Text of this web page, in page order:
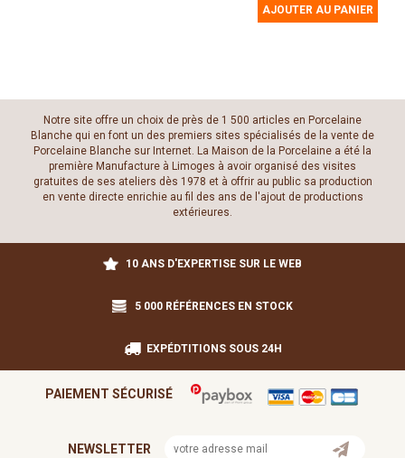
AJOUTER AU PANIER
Notre site offre un choix de près de 1 500 articles en Porcelaine
Blanche qui en font un des premiers sites spécialisés de la vente de
Porcelaine Blanche sur Internet. La Maison de la Porcelaine a été la
première Manufacture à Limoges à avoir organisé des visites
gratuites de ses ateliers dès 1978 et à offrir au public sa production
en vente directe enrichie au fil des ans de l'ajout de productions
extérieures.
10 ANS D'EXPERTISE SUR LE WEB
5 000 RÉFÉRENCES EN STOCK
EXPÉDTITIONS SOUS 24H
PAIEMENT SÉCURISÉ
NEWSLETTER